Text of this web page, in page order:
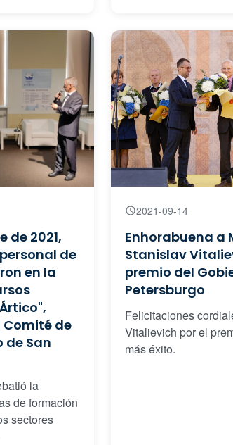
de 2021,
de
en la
de
de San
la
de formación
sectores
2021-09-14
Enhorabuena a
Stanislav
premio del
Petersburgo
Felicitaciones
Vitalievich por el
más éxito.